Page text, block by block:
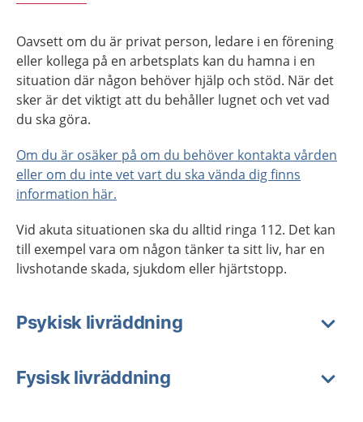
Oavsett om du är privat person, ledare i en förening
eller kollega på en arbetsplats kan du hamna i en
situation där någon behöver hjälp och stöd. När det
sker är det viktigt att du behåller lugnet och vet vad
du ska göra.
Om du är osäker på om du behöver kontakta vården
eller om du inte vet vart du ska vända dig finns
information här.
Vid akuta situationen ska du alltid ringa 112. Det kan
till exempel vara om någon tänker ta sitt liv, har en
livshotande skada, sjukdom eller hjärtstopp.
Psykisk livräddning
Fysisk livräddning